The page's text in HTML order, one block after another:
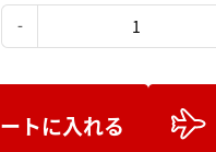
トに入れる